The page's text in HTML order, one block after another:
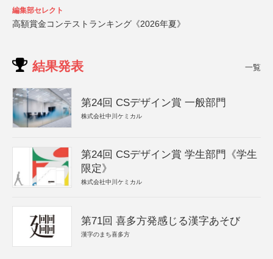
編集部セレクト
高額賞金コンテストランキング《2026年夏》
結果発表 一覧
第24回 CSデザイン賞 一般部門
株式会社中川ケミカル
第24回 CSデザイン賞 学生部門《学生
限定》
株式会社中川ケミカル
第71回 喜多方発感じる漢字あそび
漢字のまち喜多方